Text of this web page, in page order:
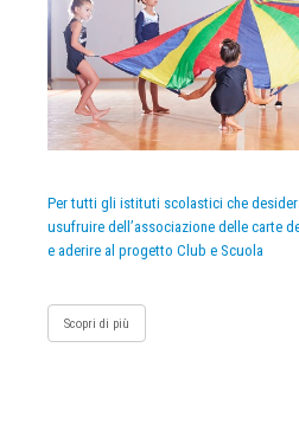
Per tutti gli istituti scolastici che
usufruire dell’associazione delle carte
e aderire al progetto Club e Scuola
Scopri di più